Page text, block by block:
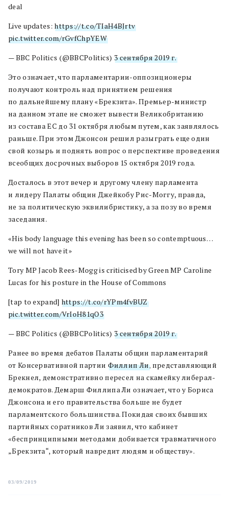
deal
Live updates:https://t.co/TIaH4BJrtv
pic.twitter.com/rGvfChpYEW
— BBC Politics (@BBCPolitics) 3 сентября 2019 г.
Это означает, что парламентарии-оппозиционеры
получают контроль над принятием решения
по дальнейшему плану «Брекзита». Премьер-министр
на данном этапе не сможет вывести Великобританию
из состава ЕС до 31 октября любым путем, как заявлялось
раньше. При этом Джонсон решил разыграть еще один
свой козырь и поднять вопрос о перспективе проведения
всеобщих досрочных выборов 15 октября 2019 года.
Досталось в этот вечер и другому члену парламента
и лидеру Палаты общин Джейкобу Рис-Моггу, правда,
не за политическую эквилибристику, а за позу во время
заседания.
«His body language this evening has been so contemptuous…
we will not have it»
Tory MP Jacob Rees-Mogg is criticised by Green MP Caroline
Lucas for his posture in the House of Commons
[tap to expand] https://t.co/rYPm4fvBUZ
pic.twitter.com/VrIoH81qO3
— BBC Politics (@BBCPolitics) 3 сентября 2019 г.
Ранее во время дебатов Палаты общин парламентарий
от Консервативной партии Филлип Ли, представляющий
Брекнел, демонстративно пересел на скамейку либерал-
демократов. Демарш Филлипа Ли означает, что у Бориса
Джонсона и его правительства больше не будет
парламентского большинства. Покидая своих бывших
партийных соратников Ли заявил, что кабинет
«беспринципными методами добивается травматичного
„Брекзита“, который навредит людям и обществу».
03/09/2019